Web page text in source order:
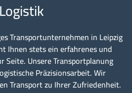
Logistik
Transportunternehmen in Leipzig
Ihnen stets ein erfahrenes und
Seite. Unsere Transportplanung
Präzisionsarbeit. Wir
Transport zu Ihrer Zufriedenheit.